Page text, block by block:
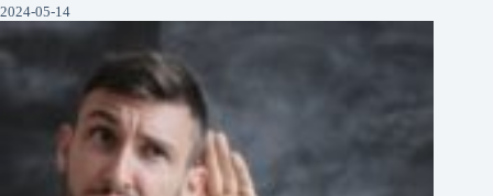
2024-05-14